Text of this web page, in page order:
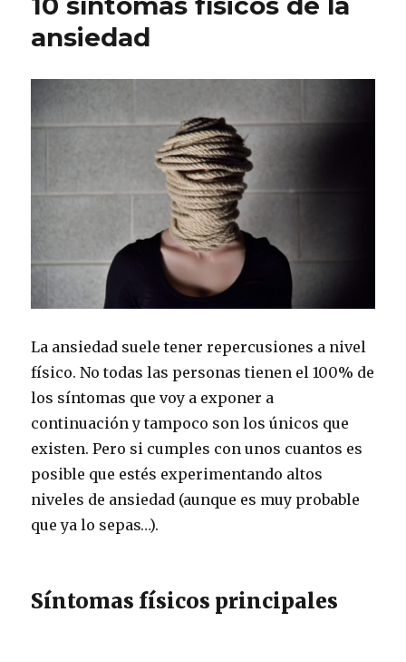
reaccionas
ansiedad
La ansiedad suele tener repercusiones a nivel
físico. No todas las personas tienen el 100% de
los síntomas que voy a exponer a
continuación y tampoco son los únicos que
existen. Pero si cumples con unos cuantos es
posible que estés experimentando altos
niveles de ansiedad (aunque es muy probable
que ya lo sepas…).
Síntomas físicos principales